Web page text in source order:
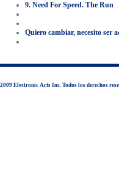
9. Need For Speed. The Run
Quiero cambiar, necesito ser
2009 Electronic Arts Inc. Todos los derechos